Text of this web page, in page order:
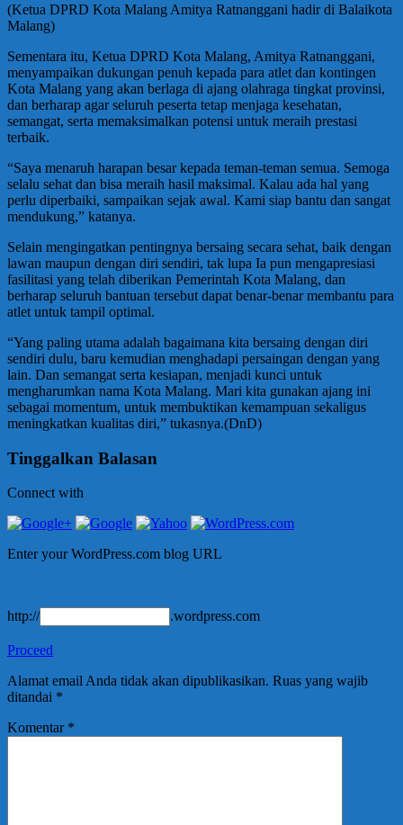
(Ketua DPRD Kota Malang Amitya Ratnanggani hadir di Balaikota
Malang)
Sementara itu, Ketua DPRD Kota Malang, Amitya Ratnanggani,
menyampaikan dukungan penuh kepada para atlet dan kontingen
Kota Malang yang akan berlaga di ajang olahraga tingkat provinsi,
dan berharap agar seluruh peserta tetap menjaga kesehatan,
semangat, serta memaksimalkan potensi untuk meraih prestasi
terbaik.
“Saya menaruh harapan besar kepada teman-teman semua. Semoga
selalu sehat dan bisa meraih hasil maksimal. Kalau ada hal yang
perlu diperbaiki, sampaikan sejak awal. Kami siap bantu dan sangat
mendukung,” katanya.
Selain mengingatkan pentingnya bersaing secara sehat, baik dengan
lawan maupun dengan diri sendiri, tak lupa Ia pun mengapresiasi
fasilitasi yang telah diberikan Pemerintah Kota Malang, dan
berharap seluruh bantuan tersebut dapat benar-benar membantu para
atlet untuk tampil optimal.
“Yang paling utama adalah bagaimana kita bersaing dengan diri
sendiri dulu, baru kemudian menghadapi persaingan dengan yang
lain. Dan semangat serta kesiapan, menjadi kunci untuk
mengharumkan nama Kota Malang. Mari kita gunakan ajang ini
sebagai momentum, untuk membuktikan kemampuan sekaligus
meningkatkan kualitas diri,” tukasnya.(DnD)
Tinggalkan Balasan
Connect with
Enter your WordPress.com blog URL
http:// .wordpress.com
Proceed
Alamat email Anda tidak akan dipublikasikan. Ruas yang wajib
ditandai *
Komentar *